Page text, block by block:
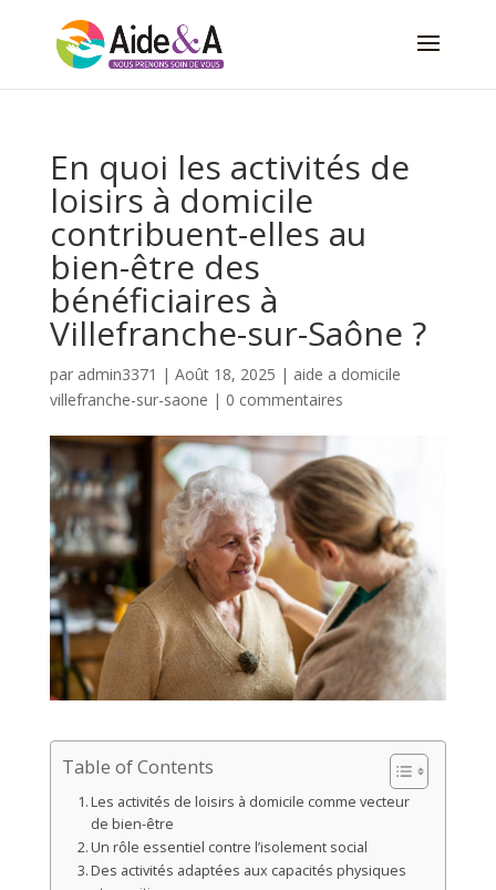
En quoi les activités de
loisirs à domicile
contribuent-elles au
bien-être des
bénéficiaires à
Villefranche-sur-Saône ?
par admin3371 | Août 18, 2025 | aide a domicile
villefranche-sur-saone | 0 commentaires
Table of Contents
Les activités de loisirs à domicile comme vecteur
de bien-être
Un rôle essentiel contre l’isolement social
Des activités adaptées aux capacités physiques